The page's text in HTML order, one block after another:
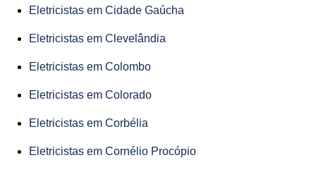
Eletricistas em Cidade Gaúcha
Eletricistas em Clevelândia
Eletricistas em Colombo
Eletricistas em Colorado
Eletricistas em Corbélia
Eletricistas em Cornélio Procópio